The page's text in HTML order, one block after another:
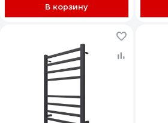
В корзину